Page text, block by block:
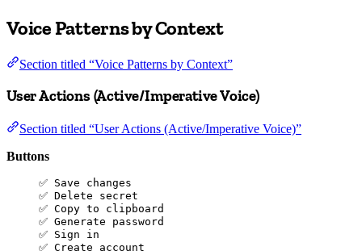
Voice Patterns by Context
Section titled “Voice Patterns by Context”
User Actions (Active/Imperative Voice)
Section titled “User Actions (Active/Imperative Voice)”
Buttons
✅ Save changes
✅ Delete secret
✅ Copy to clipboard
✅ Generate password
✅ Sign in
✅ Create account